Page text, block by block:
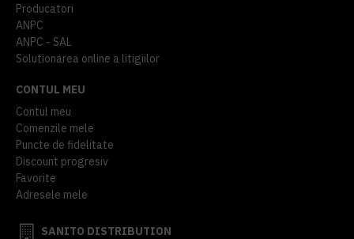
Producatori
ANPC
ANPC - SAL
Solutionarea online a litigiilor
CONTUL MEU
Contul meu
Comenzile mele
Puncte de fidelitate
Discount progresiv
Favorite
Adresele mele
SANITO DISTRIBUTION